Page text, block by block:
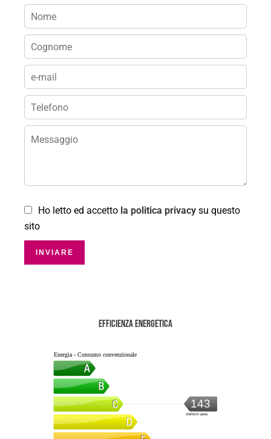
Ho letto ed accetto la politica privacy su questo
sito
INVIARE
Efficienza energetica
Energia - Consumo convenzionale
143
kWh/m².anno